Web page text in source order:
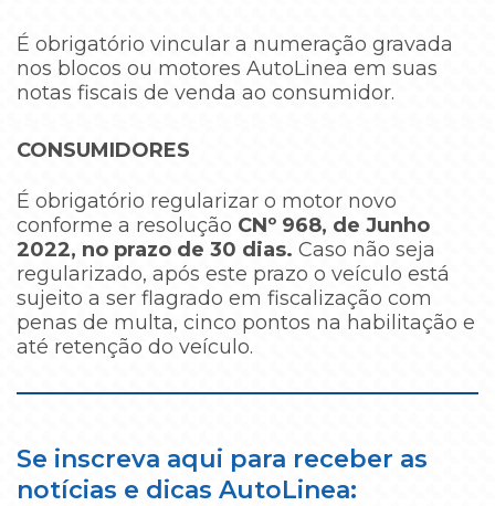
É obrigatório vincular a numeração gravada
nos blocos ou motores AutoLinea em suas
notas fiscais de venda ao consumidor.
CONSUMIDORES
É obrigatório regularizar o motor novo
conforme a resolução CNº 968, de Junho
2022, no prazo de 30 dias. Caso não seja
regularizado, após este prazo o veículo está
sujeito a ser flagrado em fiscalização com
penas de multa, cinco pontos na habilitação e
até retenção do veículo.
Se inscreva aqui para receber as
notícias e dicas AutoLinea: